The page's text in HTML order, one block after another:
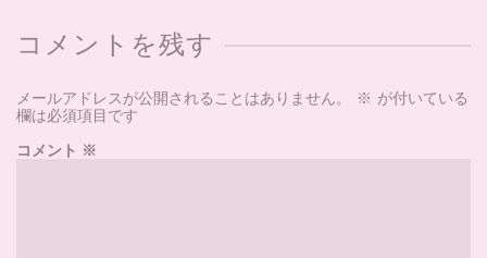
コメントを残す
メールアドレスが公開されることはありません。 ※ が付いている
欄は必須項目です
コメント ※